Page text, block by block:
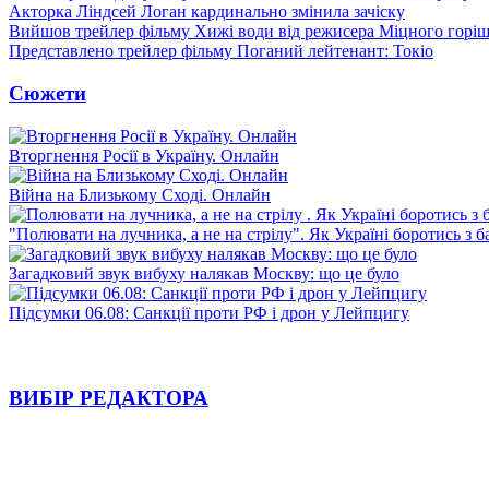
Акторка Ліндсей Логан кардинально змінила зачіску
Вийшов трейлер фільму Хижі води від режисера Міцного
Представлено трейлер фільму Поганий лейтенант: Токіо
Сюжети
Вторгнення Росії в Україну. Онлайн
Війна на Близькому Сході. Онлайн
"Полювати на лучника, а не на стрілу". Як Україні боротись з
Загадковий звук вибуху налякав Москву: що це було
Підсумки 06.08: Санкції проти РФ і дрон у Лейпцигу
ВИБІР РЕДАКТОРА